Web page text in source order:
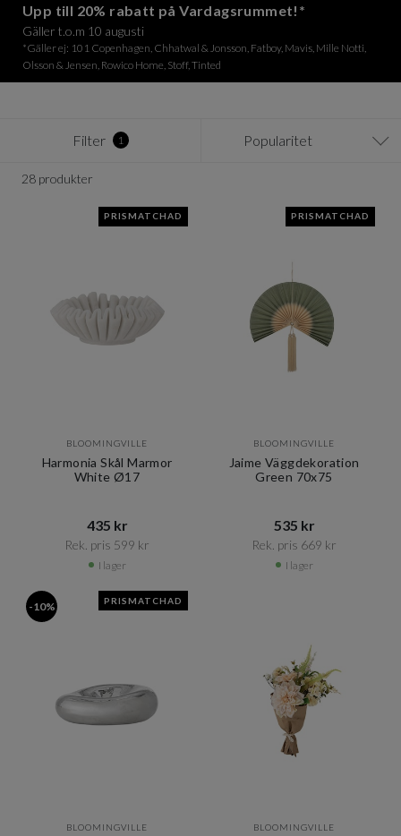
Upp till 20% rabatt på Vardagsrummet!*
Gäller t.o.m 10 augusti
*Gäller ej: 101 Copenhagen, Chhatwal & Jonsson, Fatboy, Mavis, Mille Notti,
Olsson & Jensen, Rowico Home, Stoff, Tinted
Filter 1 Popularitet
28 produkter
PRISMATCHAD
BLOOMINGVILLE
Harmonia Skål Marmor
White Ø17
435 kr​​
Rek. pris 599 kr​​
I lager
PRISMATCHAD
BLOOMINGVILLE
Jaime Väggdekoration
Green 70x75
535 kr​​
Rek. pris 669 kr​​
I lager
-10% PRISMATCHAD
BLOOMINGVILLE BLOOMINGVILLE